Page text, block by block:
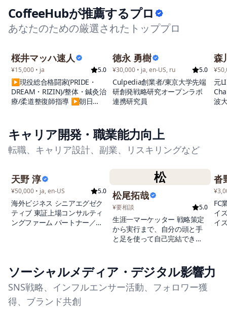
CoffeeHubが推薦するプロ
あなたのための厳選されたトッププロ
桜井マッハ速人
¥15,000 • ja 5.0
▶︎現役総合格闘家(PRIDE・
DREAM・RIZIN)/整体・鍼灸治
療/柔道整復師指導 ▶︎朝日
れ「野生のカリスマ」の異名
を持つ ▶︎修斗ミドル級
（-76kg級）王者/アブラビコ
決勝 【戦績】総合格闘技50勝
11敗、そのうちKO勝ち4・一
本勝ち32 【資格】柔道整復
師、鍼灸師、あん摩マッサー
ジ指圧師、機能訓練指導員、
NESTA-PFT、アロマコディネ
徳永 勇樹
¥30,000 • ja, en-US, ru 5.0
Culpedia創業者/東京大学先端
研創発戦略研究オープンラボ
連携研究員
森
元
波
キャリア開発・職業能力向上
転職、キャリア設計、副業、リスキリングなど
天野 淳
¥50,000 • ja, en-US 5.0
海外ビジネス シニアエグゼク
ティブ 東証上場コンサルティ
ングファーム パートナー／欧
ェクトを主導。大手・成長企
業のグローバル戦略策定から
実行まで一貫した支援を提供
してきた。現在は、東証グロ
ース上場コンサルティングフ
松
松尾拓哉
¥要相談 5.0
生涯一マーケッター 戦略策定
から実行まで、自分の頭と手
と足を使って自己完結できる
事にしています。
沓
FC
イ
イ
｜
ソーシャルメディア・デジタル影響力
SNS戦略、インフルエンサー活動、フォロワー獲
得、ブランド共創